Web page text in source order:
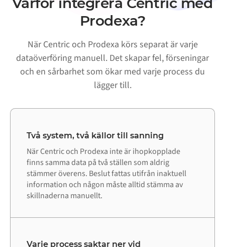
Prodexa?
När Centric och Prodexa körs separat är varje
dataöverföring manuell. Det skapar fel, förseningar
och en sårbarhet som ökar med varje process du
lägger till.
Två system, två källor till sanning
När Centric och Prodexa inte är ihopkopplade
finns samma data på två ställen som aldrig
stämmer överens. Beslut fattas utifrån inaktuell
information och någon måste alltid stämma av
skillnaderna manuellt.
Varje process saktar ner vid